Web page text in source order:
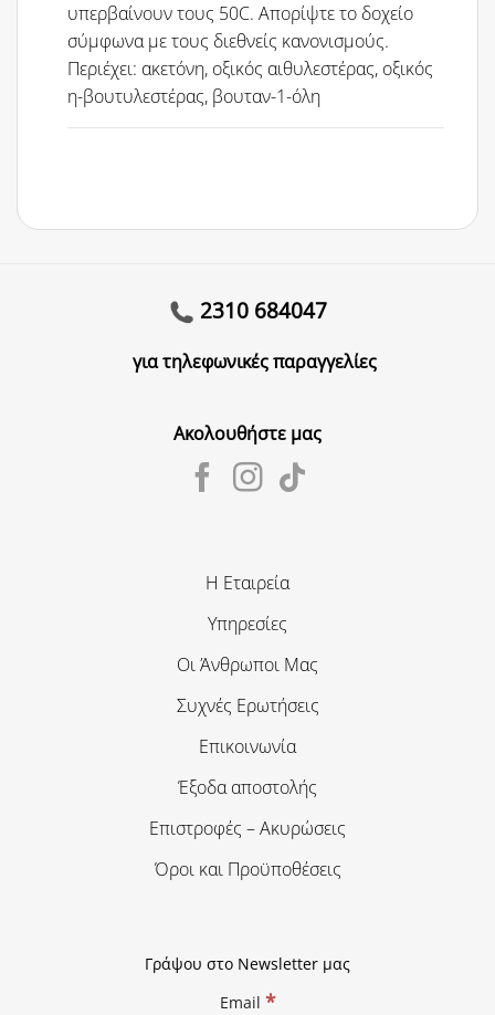
υπερβαίνουν τους 50C. Απορίψτε το δοχείο
σύμφωνα με τους διεθνείς κανονισμούς.
Περιέχει: ακετόνη, οξικός αιθυλεστέρας, οξικός
η-βουτυλεστέρας, βουταν-1-όλη
2310 684047
για τηλεφωνικές παραγγελίες
Ακολουθήστε μας
Η Εταιρεία
Υπηρεσίες
Οι Άνθρωποι Μας
Συχνές Ερωτήσεις
Επικοινωνία
Έξοδα αποστολής
Επιστροφές – Ακυρώσεις
Όροι και Προϋποθέσεις
Γράψου στο Newsletter μας
Email *